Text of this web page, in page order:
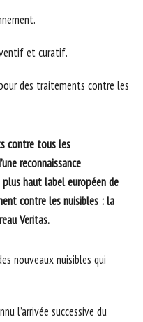
et curatif.
des traitements contre les
contre tous les
reconnaissance
haut label européen de
contre les nuisibles : la
Veritas.
nouveaux nuisibles qui
l’arrivée successive du